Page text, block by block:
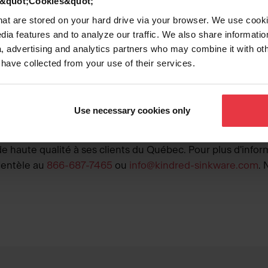
are stored on your hard drive via your browser. We use
features and to analyze our traffic. We also share
advertising and analytics partners who may combine it with
collected from your use of their services.
Use necessary cookies only
Québec
de rechange, des services de réparation et des
affiliées, filiales, sociétés mères, assureurs,
ne garantissons pas la disponibilité des pièces de
importés, annoncés ou vendus par FRANKE,
haute qualité à ses clients du Québec. Pour plus
au 866-687-7465 ou info@kindred-sinkware.com.